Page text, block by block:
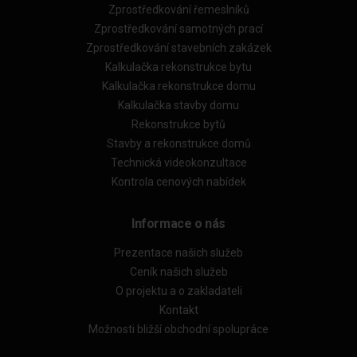
Zprostředkování řemeslníků
Zprostředkování samotných prací
Zprostředkování stavebních zakázek
Kalkulačka rekonstrukce bytu
Kalkulačka rekonstrukce domu
Kalkulačka stavby domu
Rekonstrukce bytů
Stavby a rekonstrukce domů
Technická videokonzultace
Kontrola cenových nabídek
Informace o nás
Prezentace našich služeb
Ceník našich služeb
O projektu a o zakladateli
Kontakt
Možnosti bližší obchodní spolupráce